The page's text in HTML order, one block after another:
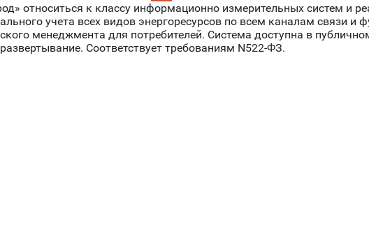
относиться к классу информационно измерительных систем и
учета всех видов энергоресурсов по всем каналам связи и
менеджмента для потребителей. Система доступна в
Соответствует требованиям N522-ФЗ.